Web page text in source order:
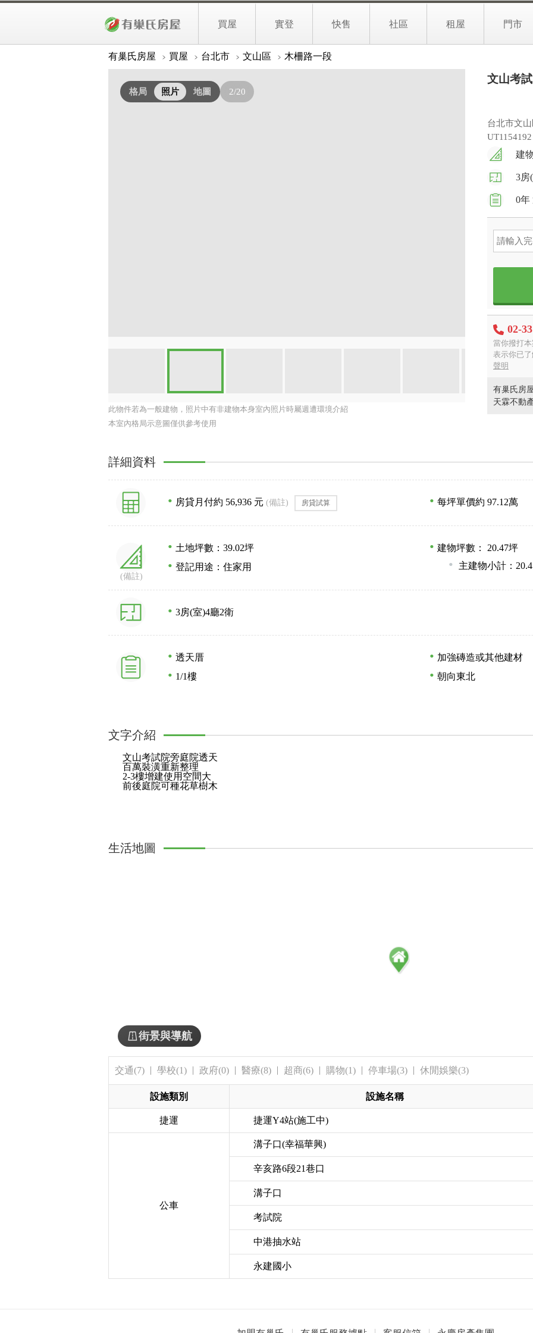
買屋 實登 快售 社區 租屋 門市
有巢氏房屋
買屋 台北市 文山區 木柵路一段
格局 照片 地圖 2/20
此物件若為一般建物，照片中有非建物本身室內照片時屬週遭環境介紹
本室內格局示意圖僅供參考使用
文山考
台北市文
UT1154192
建
3房
0年
02-
當你撥打
表示你已
聲明
有巢氏房
天霖不動
詳細資料
房貸月付約 56,936 元 (備註) 房貸試算 每坪單價約 97.12萬
(備註)
土地坪數：39.02坪
登記用途：住家用
建物坪數： 20.47坪
主建物小計：
3房(室)4廳2衛
透天厝
1/1樓
加強磚造或其他建材
朝向東北
文字介紹
文山考試院旁庭院透天
百萬裝潢重新整理
2-3樓增建使用空間大
前後庭院可種花草樹木
生活地圖
街景與導航
交通(7) 學校(1) 政府(0) 醫療(8) 超商(6) 購物(1) 停車場(3) 休閒娛樂(3)
設施類別 設施名稱
捷運 捷運Y4站(施工中)
公車
溝子口(幸福華興)
辛亥路6段21巷口
溝子口
考試院
中港抽水站
永建國小